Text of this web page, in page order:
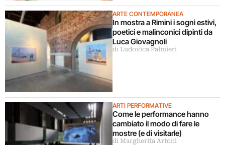
ARTE CONTEMPORANEA
In mostra a Rimini i sogni estivi,
poetici e malinconici dipinti da
Luca Giovagnoli
di Ludovica Palmieri
ARTI PERFORMATIVE
Come le performance hanno
cambiato il modo di fare le
mostre (e di visitarle)
di Margherita Artoni